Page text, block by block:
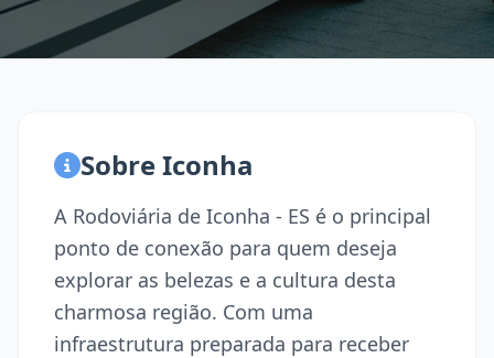
Sobre Iconha
A Rodoviária de Iconha - ES é o principal
ponto de conexão para quem deseja
explorar as belezas e a cultura desta
charmosa região. Com uma
infraestrutura preparada para receber